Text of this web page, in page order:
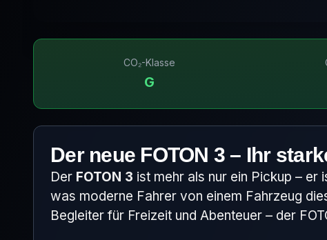
CO₂-Klasse
G
Der neue FOTON 3 – Ihr
Der FOTON 3 ist mehr als nur ein Pickup –
was moderne Fahrer von einem Fahrzeug
Begleiter für Freizeit und Abenteuer – der